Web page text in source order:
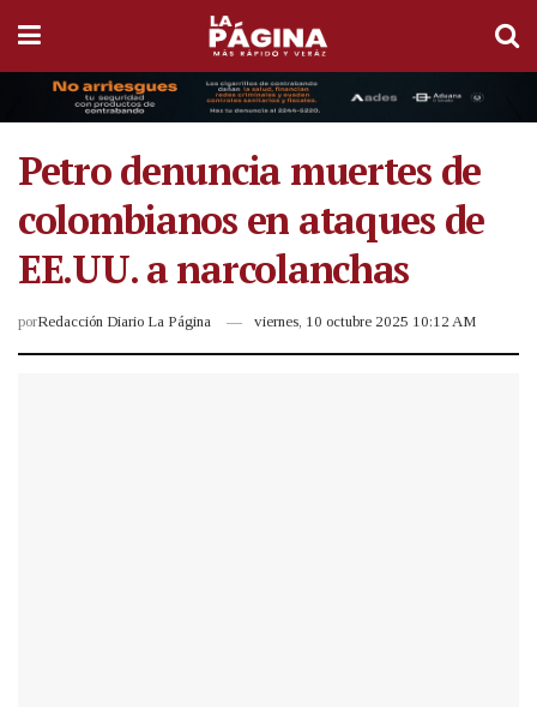
Petro denuncia muertes de
colombianos en ataques de
EE.UU. a narcolanchas
porRedacción Diario La Página viernes, 10 octubre 2025 10:12 AM